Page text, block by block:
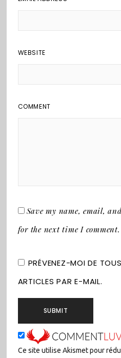
WEBSITE
COMMENT
Save my name, email,
for the next time I comment.
PRÉVENEZ-MOI DE
ARTICLES PAR E-MAIL.
Ce site utilise Akismet pour